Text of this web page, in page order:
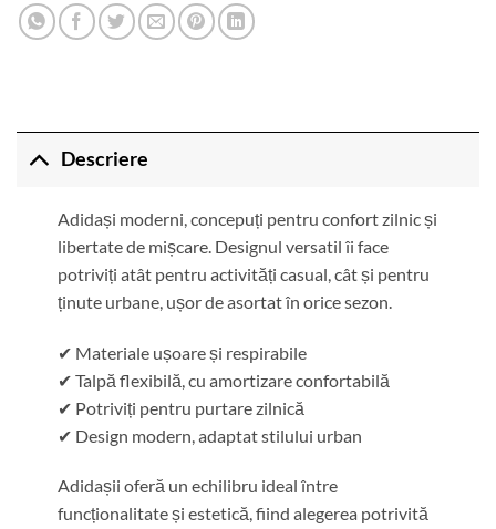
Descriere
Adidași moderni, concepuți pentru confort zilnic și
libertate de mișcare. Designul versatil îi face
potriviți atât pentru activități casual, cât și pentru
ținute urbane, ușor de asortat în orice sezon.
✔ Materiale ușoare și respirabile
✔ Talpă flexibilă, cu amortizare confortabilă
✔ Potriviți pentru purtare zilnică
✔ Design modern, adaptat stilului urban
Adidașii oferă un echilibru ideal între
funcționalitate și estetică, fiind alegerea potrivită